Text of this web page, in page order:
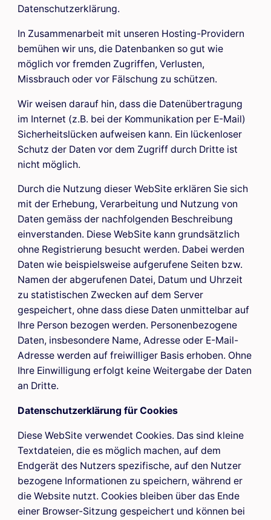
Datenschutzerklärung.
In Zusammenarbeit mit unseren Hosting-Providern
bemühen wir uns, die Datenbanken so gut wie
möglich vor fremden Zugriffen, Verlusten,
Missbrauch oder vor Fälschung zu schützen.
Wir weisen darauf hin, dass die Datenübertragung
im Internet (z.B. bei der Kommunikation per E-Mail)
Sicherheitslücken aufweisen kann. Ein lückenloser
Schutz der Daten vor dem Zugriff durch Dritte ist
nicht möglich.
Durch die Nutzung dieser WebSite erklären Sie sich
mit der Erhebung, Verarbeitung und Nutzung von
Daten gemäss der nachfolgenden Beschreibung
einverstanden. Diese WebSite kann grundsätzlich
ohne Registrierung besucht werden. Dabei werden
Daten wie beispielsweise aufgerufene Seiten bzw.
Namen der abgerufenen Datei, Datum und Uhrzeit
zu statistischen Zwecken auf dem Server
gespeichert, ohne dass diese Daten unmittelbar auf
Ihre Person bezogen werden. Personenbezogene
Daten, insbesondere Name, Adresse oder E-Mail-
Adresse werden auf freiwilliger Basis erhoben. Ohne
Ihre Einwilligung erfolgt keine Weitergabe der Daten
an Dritte.
Datenschutzerklärung für Cookies
Diese WebSite verwendet Cookies. Das sind kleine
Textdateien, die es möglich machen, auf dem
Endgerät des Nutzers spezifische, auf den Nutzer
bezogene Informationen zu speichern, während er
die Website nutzt. Cookies bleiben über das Ende
einer Browser-Sitzung gespeichert und können bei